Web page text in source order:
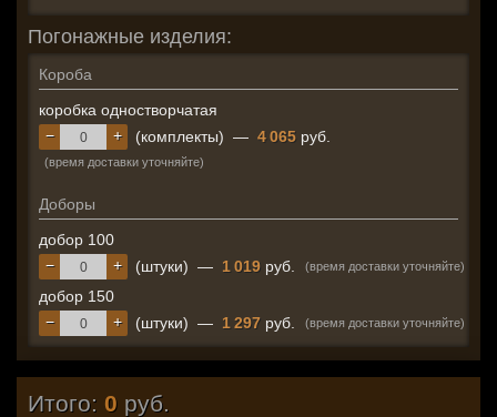
Погонажные изделия:
Короба
коробка одностворчатая
+
− (комплекты) — 4 065 руб.
(время доставки уточняйте)
Доборы
добор 100
+
− (штуки) — 1 019 руб. (время доставки уточняйте)
добор 150
+
− (штуки) — 1 297 руб. (время доставки уточняйте)
Итого: 0 руб.